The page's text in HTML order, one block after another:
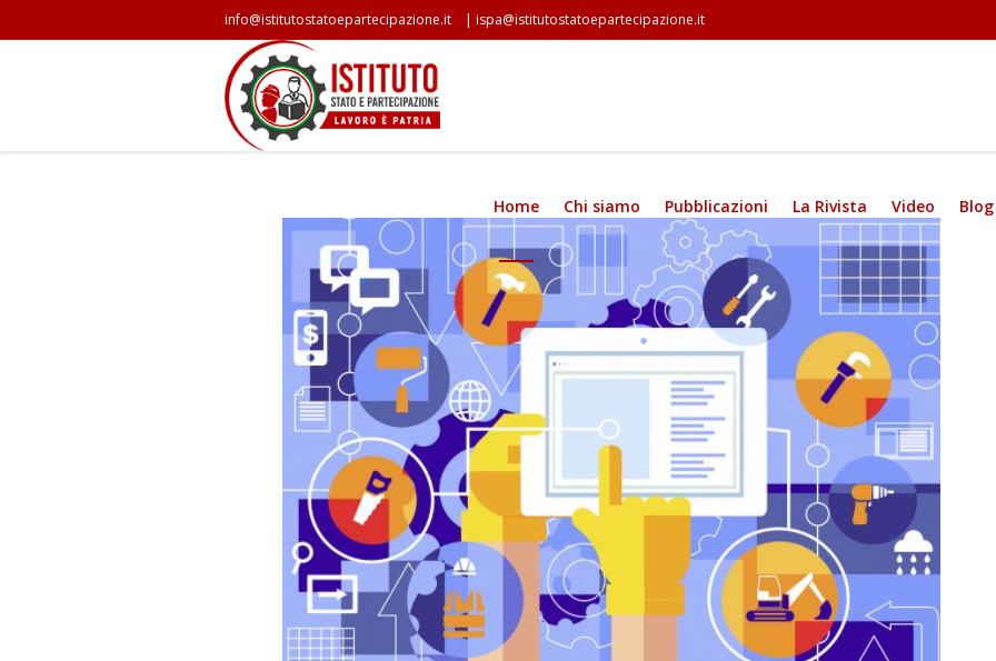
info@istitutostatoepartecipazione.it | ispa@istitutostatoepartecipazione.it
Home Chi siamo Pubblicazioni La Rivista Video Blog